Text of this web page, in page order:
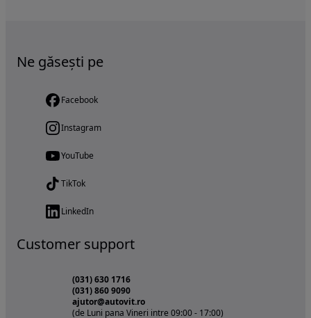
Ne găsești pe
Facebook
Instagram
YouTube
TikTok
LinkedIn
Customer support
(031) 630 1716
(031) 860 9090
ajutor@autovit.ro
(de Luni pana Vineri intre 09:00 - 17:00)